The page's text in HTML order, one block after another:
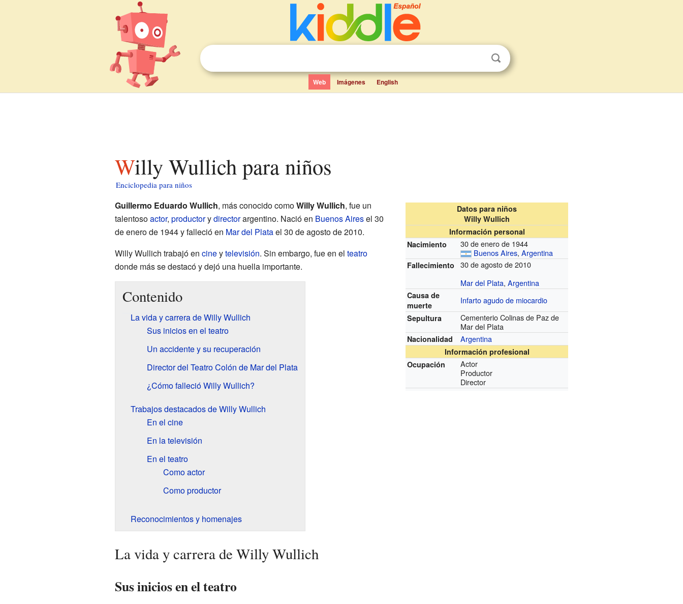
Web Imágenes English
Willy Wullich para niños
Enciclopedia para niños
Datos para niños
Willy Wullich
Información personal
Nacimiento
30 de enero de 1944
Buenos Aires,Argentina
Fallecimiento
30 de agosto de 2010
Mar del Plata,Argentina
Causa de
muerte
Infarto agudo de miocardio
Sepultura
Cementerio Colinas de Paz de
Mar del Plata
Nacionalidad Argentina
Información profesional
Ocupación
Actor
Productor
Director
Guillermo Eduardo Wullich, más conocido comoWilly Wullich, fue un
talentosoactor, productorydirectorargentino. Nació en Buenos Airesel 30
de enero de 1944 y falleció en Mar del Platael 30 de agosto de 2010.
Willy Wullich trabajó en cineytelevisión. Sin embargo, fue en el teatro
donde más se destacó y dejó una huella importante.
Contenido
La vida y carrera de Willy Wullich
Sus inicios en el teatro
Un accidente y su recuperación
Director del Teatro Colón de Mar del Plata
¿Cómo falleció Willy Wullich?
Trabajos destacados de Willy Wullich
En el cine
En la televisión
En el teatro
Como actor
Como productor
Reconocimientos y homenajes
La vida y carrera de Willy Wullich
Sus inicios en el teatro